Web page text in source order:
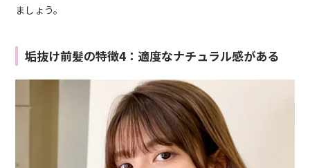
ましょう。
垢抜け前髪の特徴4：適度なナチュラル感がある